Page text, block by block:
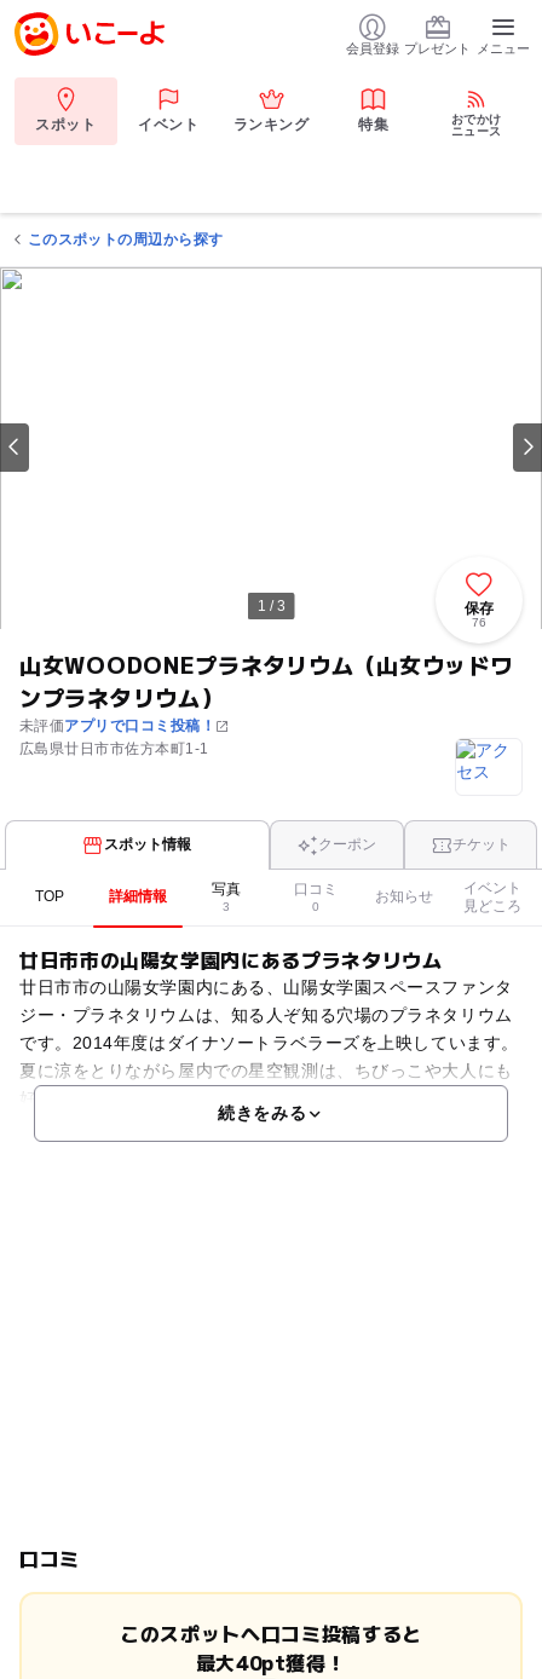
会員登録 プレゼント メニュー
スポット イベント ランキング 特集
おでかけ
ニュース
このスポットの周辺から探す
1 / 3
山女WOODONEプラネタリウム（山女ウッドワ
ンプラネタリウム）
未評価アプリで口コミ投稿！
広島県廿日市市佐方本町1-1
保存
76
スポット情報 クーポン チケット
TOP 詳細情報 写真
3
口コミ
0
お知らせ
イベント
見どころ
廿日市市の山陽女学園内にあるプラネタリウム
廿日市市の山陽女学園内にある、山陽女学園スペースファンタ
ジー・プラネタリウムは、知る人ぞ知る穴場のプラネタリウム
です。2014年度はダイナソートラベラーズを上映しています。
夏に涼をとりながら屋内での星空観測は、ちびっこや大人にも
好評です。来館無料なので、ちょっと時間がある時のお出
続きをみる
口コミ
このスポットへ口コミ投稿すると
最大40pt獲得！